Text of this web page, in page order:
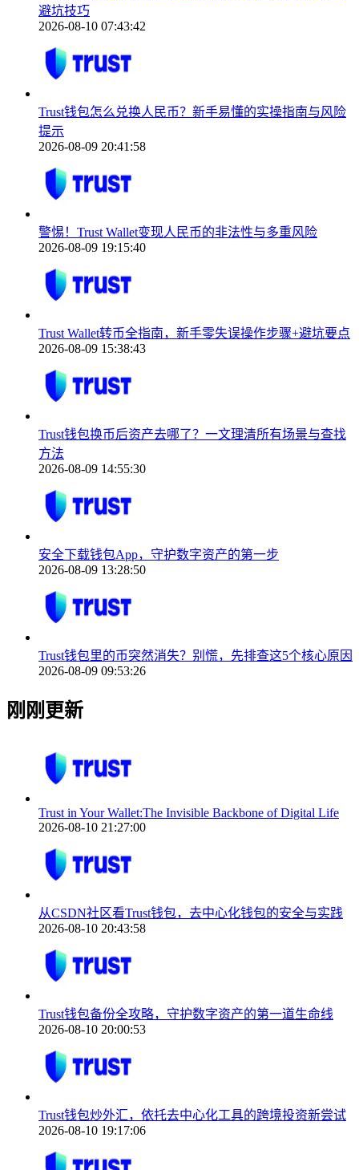
避坑技巧
2026-08-10 07:43:42
Trust钱包怎么兑换人民币？新手易懂的实操指南与风险
提示
2026-08-09 20:41:58
警惕！Trust Wallet变现人民币的非法性与多重风险
2026-08-09 19:15:40
Trust Wallet转币全指南，新手零失误操作步骤+避坑要点
2026-08-09 15:38:43
Trust钱包换币后资产去哪了？一文理清所有场景与查找
方法
2026-08-09 14:55:30
安全下载钱包App，守护数字资产的第一步
2026-08-09 13:28:50
Trust钱包里的币突然消失？别慌，先排查这5个核心原因
2026-08-09 09:53:26
刚刚更新
Trust in Your Wallet:The Invisible Backbone of Digital Life
2026-08-10 21:27:00
从CSDN社区看Trust钱包，去中心化钱包的安全与实践
2026-08-10 20:43:58
Trust钱包备份全攻略，守护数字资产的第一道生命线
2026-08-10 20:00:53
Trust钱包炒外汇，依托去中心化工具的跨境投资新尝试
2026-08-10 19:17:06